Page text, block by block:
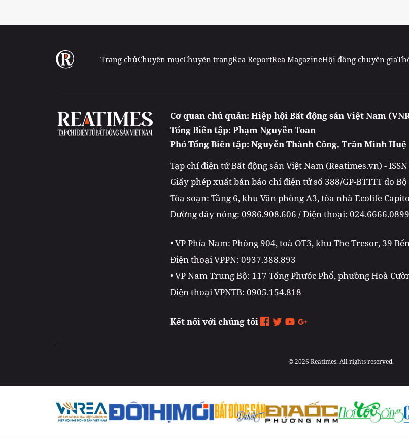
Trang chủChuyên mụcChuyên trangRea ReportRea MagazineHội đồng chuyên gia
Cơ quan chủ quản: Hiệp hội Bất động sản Việt Nam
Tổng Biên tập: Phạm Nguyễn Toan
Phó Tổng Biên tập: Nguyễn Thành Công, Trần Minh Huệ
Tạp chí điện tử Bất động sản Việt Nam (Reatimes.vn) -
Giấy phép xuất bản báo chí điện tử số 388/GP-BTTTT do
Tòa soạn: Tầng 6, khu Văn phòng A3, tòa nhà Ecolife
Đường dây nóng: 0986.908.606 / Điện thoại:
• VP Phía Nam: Phòng 904, toà OT3, khu The Tresor, 39
Điện thoại VPPN: 0937.388.893
• VP Nam Trung Bộ: 117 Tống Phước Phổ, phường Hoà
Điện thoại VPNTB: 0905.154.818
Kết nối với chúng tôi
© 2026 Reatimes. All rights reserved.